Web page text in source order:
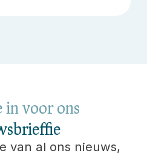
in voor ons
van al ons nieuws,